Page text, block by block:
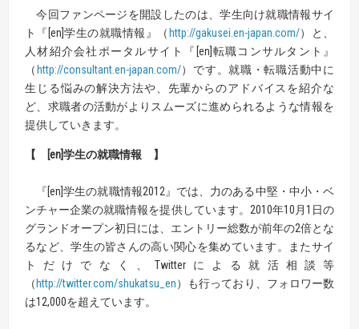
今回ファンページを開設したのは、学生向け就職情報サイ
ト『[en]学生の就職情報』（ http://gakusei.en-japan.com/）と、
人材紹介会社ポータルサイト『[en]転職コンサルタント』
（ http://consultant.en-japan.com/）です。就職・転職活動中に
生じる悩みの解決方法や、先輩からのアドバイスを紹介な
ど、求職者の活動がよりスムーズに進められるような情報を
提供していきます。
【 [en]学生の就職情報 】
『[en]学生の就職情報2012』では、力のある中堅・中小・ベ
ンチャー企業の就職情報を提供しています。2010年10月1日の
グランドオープン初日には、エントリー総数が前年の2倍とな
るなど、学生の皆さんの高い関心を集めています。またサイ
トだけでなく、Twitterによる就活相談等
（ http://twitter.com/shukatsu_en）も行っており、フォロワー数
は12,000を超えています。